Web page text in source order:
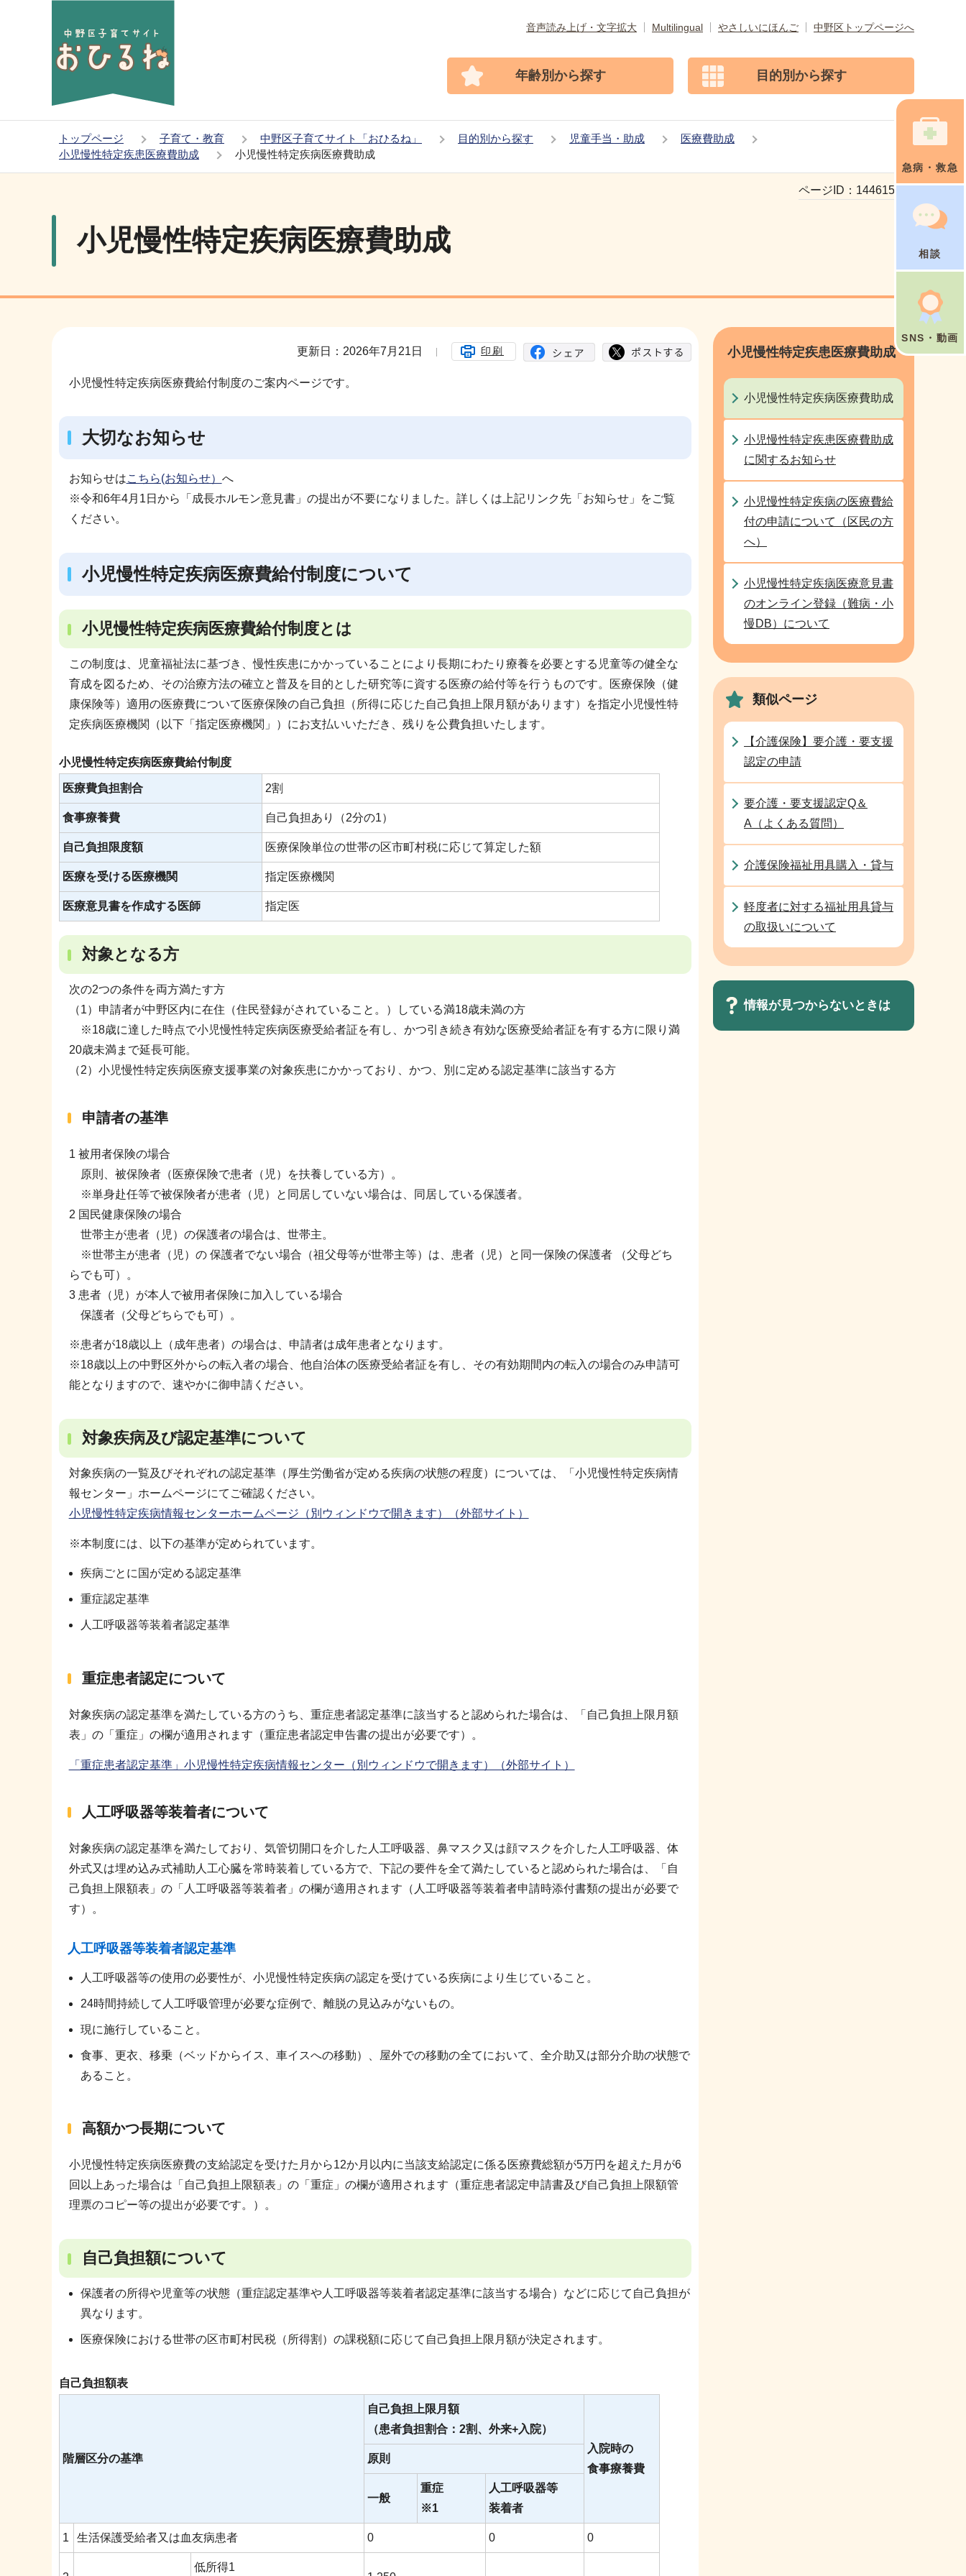
で
音声読み上げ・文字拡大 Multilingual やさしいにほんご 中野区トップページへ
年齢別から探す 目的別から探す
急病・救急
相談
SNS・動画
トップページ 子育て・教育 中野区子育てサイト「おひるね」 目的別から探す 児童手当・助成
医療費助成
小児慢性特定疾患医療費助成
小児慢性特定疾病医療費助成
小児慢性特定疾病医療費助成
ページID： 144615486
更新日：2026年7月21日 印刷
小児慢性特定疾病医療費給付制度のご案内ページです。
大切なお知らせ
お知らせはこちら(お知らせ） へ
※令和6年4月1日から「成長ホルモン意見書」の提出が不要になりました。詳しくは上記リンク先「お知らせ」をご覧
ください。
小児慢性特定疾病医療費給付制度について
小児慢性特定疾病医療費給付制度とは
この制度は、児童福祉法に基づき、慢性疾患にかかっていることにより長期にわたり療養を必要とする児童等の健全な
育成を図るため、その治療方法の確立と普及を目的とした研究等に資する医療の給付等を行うものです。医療保険（健
康保険等）適用の医療費について医療保険の自己負担（所得に応じた自己負担上限月額があります）を指定小児慢性特
定疾病医療機関（以下「指定医療機関」）にお支払いいただき、残りを公費負担いたします。
小児慢性特定疾病医療費給付制度
医療費負担割合 2割
食事療養費 自己負担あり（2分の1）
自己負担限度額 医療保険単位の世帯の区市町村税に応じて算定した額
医療を受ける医療機関 指定医療機関
医療意見書を作成する医師 指定医
対象となる方
次の2つの条件を両方満たす方
（1）申請者が中野区内に在住（住民登録がされていること。）している満18歳未満の方
※18歳に達した時点で小児慢性特定疾病医療受給者証を有し、かつ引き続き有効な医療受給者証を有する方に限り満
20歳未満まで延長可能。
（2）小児慢性特定疾病医療支援事業の対象疾患にかかっており、かつ、別に定める認定基準に該当する方
申請者の基準
1 被用者保険の場合
原則、被保険者（医療保険で患者（児）を扶養している方）。
※単身赴任等で被保険者が患者（児）と同居していない場合は、同居している保護者。
2 国民健康保険の場合
世帯主が患者（児）の保護者の場合は、世帯主。
※世帯主が患者（児）の 保護者でない場合（祖父母等が世帯主等）は、患者（児）と同一保険の保護者 （父母どち
らでも可）。
3 患者（児）が本人で被用者保険に加入している場合
保護者（父母どちらでも可）。
※患者が18歳以上（成年患者）の場合は、申請者は成年患者となります。
※18歳以上の中野区外からの転入者の場合、他自治体の医療受給者証を有し、その有効期間内の転入の場合のみ申請可
能となりますので、速やかに御申請ください。
対象疾病及び認定基準について
対象疾病の一覧及びそれぞれの認定基準（厚生労働省が定める疾病の状態の程度）については、「小児慢性特定疾病情
報センター」ホームページにてご確認ください。
小児慢性特定疾病情報センターホームページ（別ウィンドウで開きます）（外部サイト）
※本制度には、以下の基準が定められています。
疾病ごとに国が定める認定基準
重症認定基準
人工呼吸器等装着者認定基準
重症患者認定について
対象疾病の認定基準を満たしている方のうち、重症患者認定基準に該当すると認められた場合は、「自己負担上限月額
表」の「重症」の欄が適用されます（重症患者認定申告書の提出が必要です）。
「重症患者認定基準」小児慢性特定疾病情報センター（別ウィンドウで開きます）（外部サイト）
人工呼吸器等装着者について
対象疾病の認定基準を満たしており、気管切開口を介した人工呼吸器、鼻マスク又は顔マスクを介した人工呼吸器、体
外式又は埋め込み式補助人工心臓を常時装着している方で、下記の要件を全て満たしていると認められた場合は、「自
己負担上限額表」の「人工呼吸器等装着者」の欄が適用されます（人工呼吸器等装着者申請時添付書類の提出が必要で
す）。
人工呼吸器等装着者認定基準
人工呼吸器等の使用の必要性が、小児慢性特定疾病の認定を受けている疾病により生じていること。
24時間持続して人工呼吸管理が必要な症例で、離脱の見込みがないもの。
現に施行していること。
食事、更衣、移乗（ベッドからイス、車イスへの移動）、屋外での移動の全てにおいて、全介助又は部分介助の状態で
あること。
高額かつ長期について
小児慢性特定疾病医療費の支給認定を受けた月から12か月以内に当該支給認定に係る医療費総額が5万円を超えた月が6
回以上あった場合は「自己負担上限額表」の「重症」の欄が適用されます（重症患者認定申請書及び自己負担上限額管
理票のコピー等の提出が必要です。）。
自己負担額について
保護者の所得や児童等の状態（重症認定基準や人工呼吸器等装着者認定基準に該当する場合）などに応じて自己負担が
異なります。
医療保険における世帯の区市町村民税（所得割）の課税額に応じて自己負担上限月額が決定されます。
自己負担額表
階層区分の基準
自己負担上限月額
（患者負担割合：2割、外来+入院）
入院時の
食事療養費
原則
一般
重症
※1
人工呼吸器等
装着者
1 生活保護受給者又は血友病患者 0 0 0
低所得1
小児慢性特定疾患医療費助成
小児慢性特定疾病医療費助成
小児慢性特定疾患医療費助成
に関するお知らせ
小児慢性特定疾病の医療費給
付の申請について（区民の方
へ）
小児慢性特定疾病医療意見書
のオンライン登録（難病・小
慢DB）について
類似ページ
【介護保険】要介護・要支援
認定の申請
要介護・要支援認定Q＆
A（よくある質問）
介護保険福祉用具購入・貸与
軽度者に対する福祉用具貸与
の取扱いについて
情報が見つからないときは